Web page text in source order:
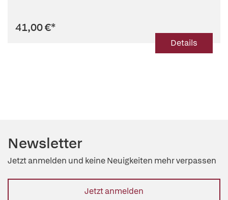
41,00 €*
Details
Newsletter
Jetzt anmelden und keine Neuigkeiten mehr verpassen
Jetzt anmelden